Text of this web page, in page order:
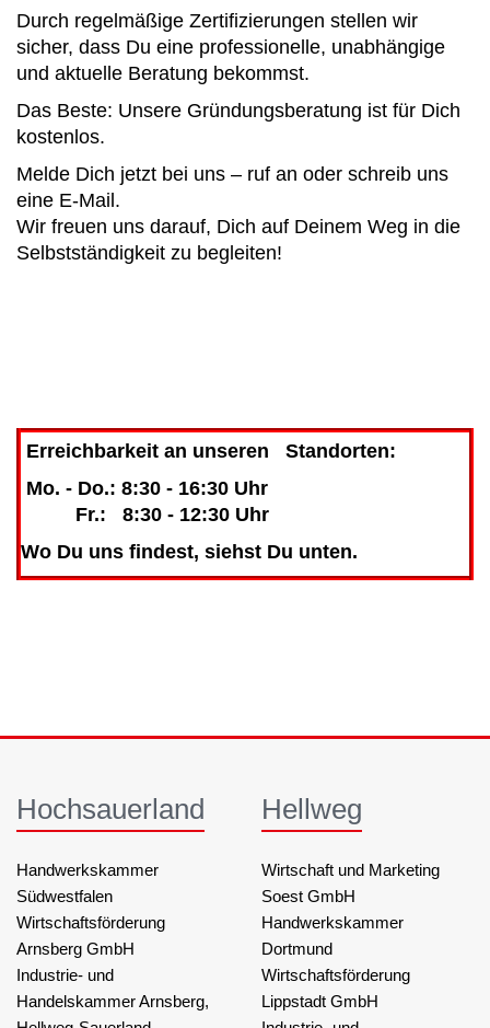
Durch regelmäßige Zertifizierungen stellen wir
sicher, dass Du eine professionelle, unabhängige
und aktuelle Beratung bekommst.
Das Beste: Unsere Gründungsberatung ist für Dich
kostenlos.
Melde Dich jetzt bei uns – ruf an oder schreib uns
eine E-Mail.
Wir freuen uns darauf, Dich auf Deinem Weg in die
Selbstständigkeit zu begleiten!
Erreichbarkeit an unseren Standorten:
Mo. - Do.: 8:30 - 16:30 Uhr
Fr.: 8:30 - 12:30 Uhr
Wo Du uns findest, siehst Du unten.
Hochsauerland
Handwerkskammer
Südwestfalen
Wirtschaftsförderung
Arnsberg GmbH
Industrie- und
Handelskammer Arnsberg,
Hellweg
Wirtschaft und Marketing
Soest GmbH
Handwerkskammer
Dortmund
Wirtschaftsförderung
Lippstadt GmbH